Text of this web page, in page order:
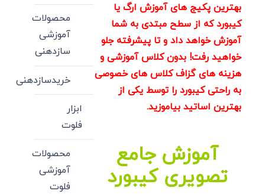
بهترین پکیج های آموزش ارگ یا
کیبورد که از سطح مبتدی به شما
آموزش خواهد داد و تا پیشرفته جلو
خواهید رفت! بدون کلاس آموزشی و
هزینه های گزاف کلاس های خصوصی
به راحتی کیبورد را توسط یکی از
بهترین اساتید بیاموزید.
آموزش جامع
تصویری کیبورد
محصولات
آموزشی
سازدهنی
خریدسازدهنی
ابزار
فلوت
محصولات
آموزشی
فلوت